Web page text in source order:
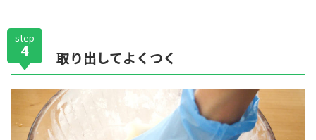
step
4 取り出してよくつく